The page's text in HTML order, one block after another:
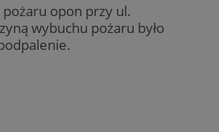
pożaru opon przy ul.
wybuchu pożaru było